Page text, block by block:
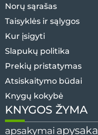
Norų sąrašas
Taisyklės ir sąlygos
Kur įsigyti
Slapukų politika
Prekių pristatymas
Atsiskaitymo būdai
Knygų kokybė
KNYGOS ŽYMA
apsakymai apysaka